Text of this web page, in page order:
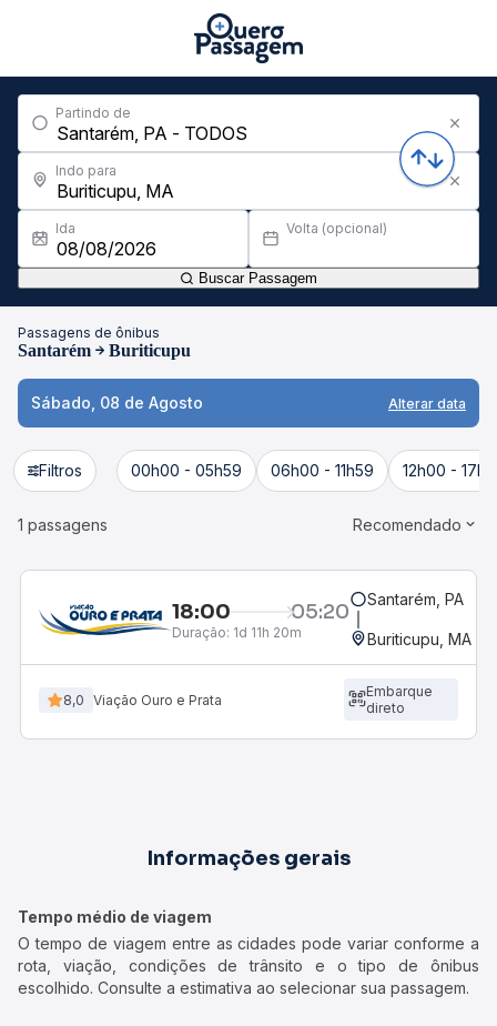
Partindo de
Indo para
Ida Volta (opcional)
Buscar Passagem
Passagens de ônibus
Santarém Buriticupu
Sábado, 08 de Agosto Alterar data
Filtros 00h00 - 05h59 06h00 - 11h59 12h00 -
1 passagens Recomendado
18:00 05:20
Duração: 1d 11h 20m
Santarém, PA
Buriticupu, MA
8,0 Viação Ouro e Prata
Embarque
direto
Informações gerais
Tempo médio de viagem
O tempo de viagem entre as cidades pode variar conforme a
rota, viação, condições de trânsito e o tipo de ônibus
escolhido. Consulte a estimativa ao selecionar sua passagem.